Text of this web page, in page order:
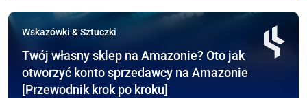
Wskazówki & Sztuczki
Twój własny sklep na Amazonie? Oto jak
otworzyć konto sprzedawcy na Amazonie
[Przewodnik krok po kroku]